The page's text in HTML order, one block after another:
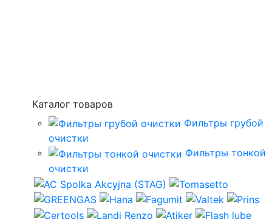
Каталог товаров
Фильтры грубой
очистки
Фильтры тонкой
очистки